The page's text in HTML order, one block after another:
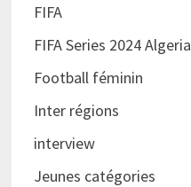
FIFA
FIFA Series 2024 Algeria
Football féminin
Inter régions
interview
Jeunes catégories